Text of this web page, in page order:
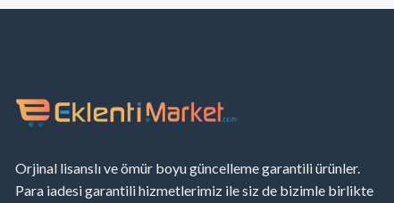
Orjinal lisanslı ve ömür boyu güncelleme garantili ürünler.
Para iadesi garantili hizmetlerimiz ile siz de bizimle birlikte